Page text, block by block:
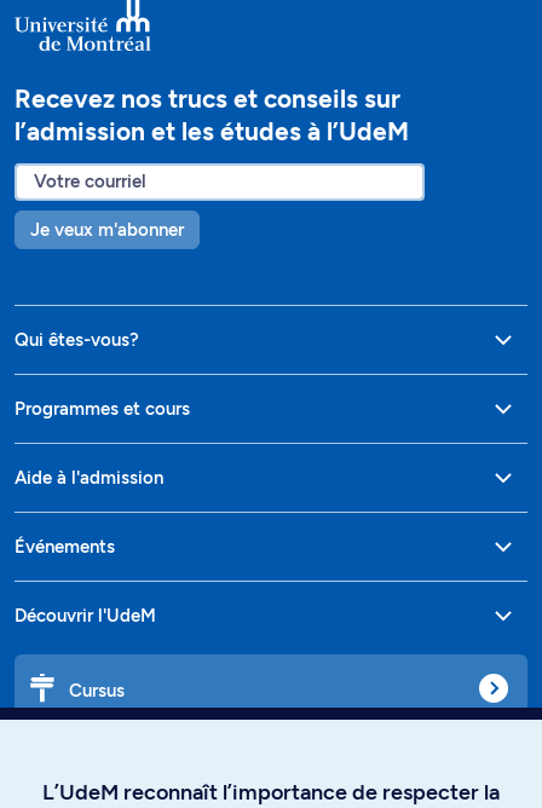
Recevez nos trucs et conseils sur
l’admission et les études à l’UdeM
Je veux m'abonner
Qui êtes-vous?
Programmes et cours
Aide à l'admission
Événements
Découvrir l'UdeM
Cursus
L’UdeM reconnaît l’importance de respecter la